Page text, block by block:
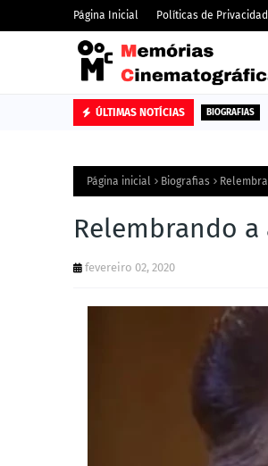
Página Inicial Políticas de
ÚLTIMAS NOTÍCIAS BIOGRAFIAS
Página inicial Biografias
Relembrando
fevereiro 02, 2020